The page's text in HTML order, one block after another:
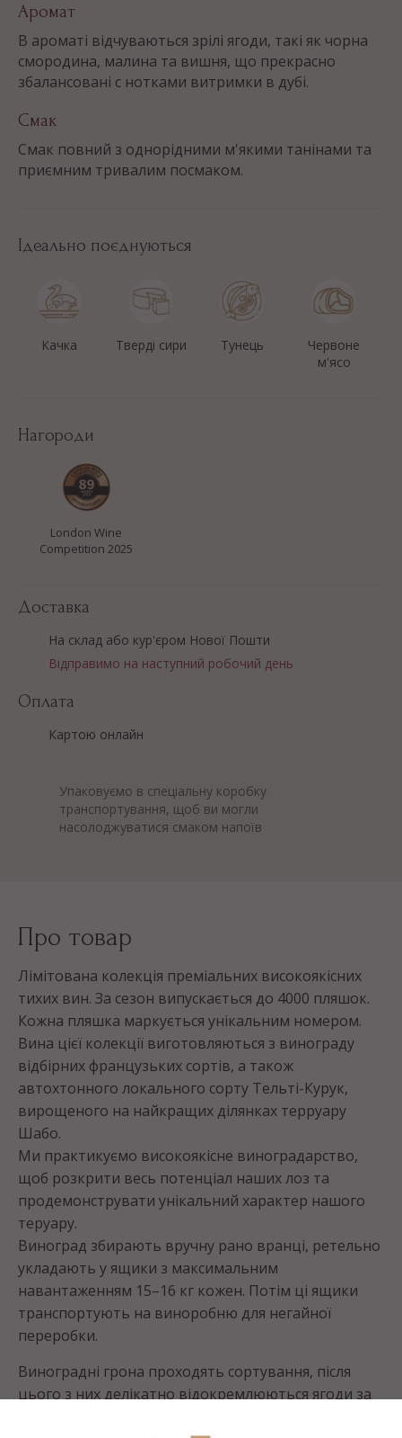
Аромат
В ароматі відчуваються зрілі ягоди, такі як чорна
смородина, малина та вишня, що прекрасно
збалансовані с нотками витримки в дубі.
Смак
Смак повний з однорідними м'якими танінами та
приємним тривалим посмаком.
Ідеально поєднуються
Качка Тверді сири Тунець
Червоне
м'ясо
Нагороди
London Wine
Competition 2025
Доставка
На склад або кур'єром Нової Пошти
Відправимо на наступний робочий день
Оплата
Картою онлайн
Упаковуємо в спеціальну коробку
транспортування, щоб ви могли
насолоджуватися смаком напоїв
Про товар
Лімітована колекція преміальних високоякісних
тихих вин. За сезон випускається до 4000 пляшок.
Кожна пляшка маркується унікальним номером.
Вина цієї колекції виготовляються з винограду
відбірних французьких сортів, а також
автохтонного локального сорту Тельті-Курук,
вирощеного на найкращих ділянках терруару
Шабо.
Ми практикуємо високоякісне виноградарство,
щоб розкрити весь потенціал наших лоз та
продемонструвати унікальний характер нашого
теруару.
Виноград збирають вручну рано вранці, ретельно
укладають у ящики з максимальним
навантаженням 15–16 кг кожен. Потім ці ящики
транспортують на виноробню для негайної
переробки.
Виноградні грона проходять сортування, після
цього з них делікатно відокремлюються ягоди за